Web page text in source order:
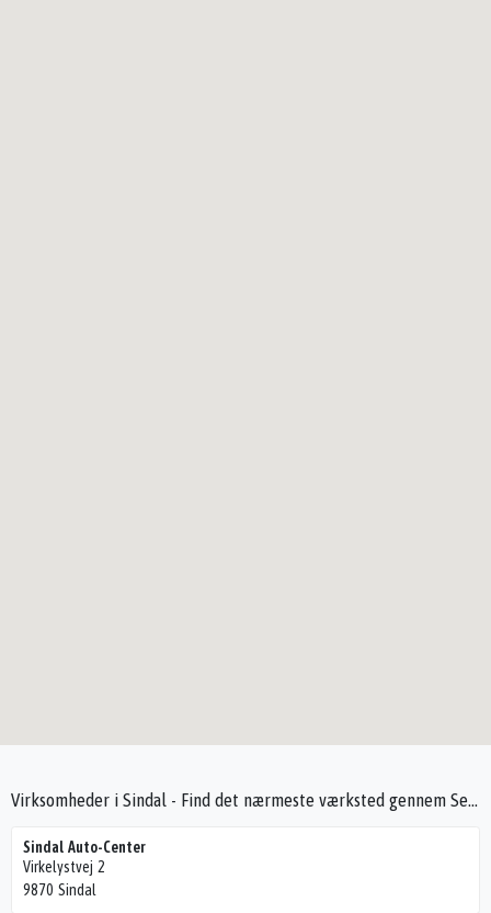
Virksomheder i Sindal - Find det nærmeste værksted gennem Seek4Cars
Sindal Auto-Center
Virkelystvej 2
9870 Sindal